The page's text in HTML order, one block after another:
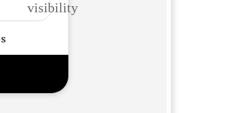
visibility